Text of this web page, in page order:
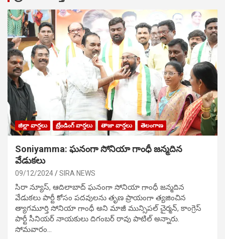
జిల్లా వార్తలు ట్రేండింగ్ వార్తలు తాజా వార్తలు తెలంగాణ
Soniyamma: ఘ‌నంగా సోనియా గాంధీ జ‌న్మ‌దిన
వేడుక‌లు
09/12/2024 SIRA NEWS
సిరా న్యూస్, ఆదిలాబాద్ ఘ‌నంగా సోనియా గాంధీ జ‌న్మ‌దిన
వేడుక‌లు పార్టీ కోసం ప‌ద‌వుల‌ను తృణ ప్రాయంగా త్య‌జించిన
త్యాగమూర్తి సోనియా గాంధీ అని మాజీ మున్సిప‌ల్ చైర్మ‌న్, కాంగ్రెస్
పార్టీ సీనియ‌ర్ నాయ‌కులు దిగంబ‌ర్ రావు పాటిల్ అన్నారు.
సోమవారం…